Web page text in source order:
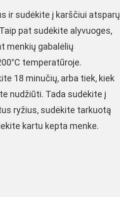
ir sudėkite į karščiui atsparų
pat sudėkite alyvuoges,
menkių gabalėlių
temperatūroje.
18 minučių, arba tiek, kiek
nudžiūti. Tada sudėkite į
ryžius, sudėkite tarkuotą
kartu kepta menke.